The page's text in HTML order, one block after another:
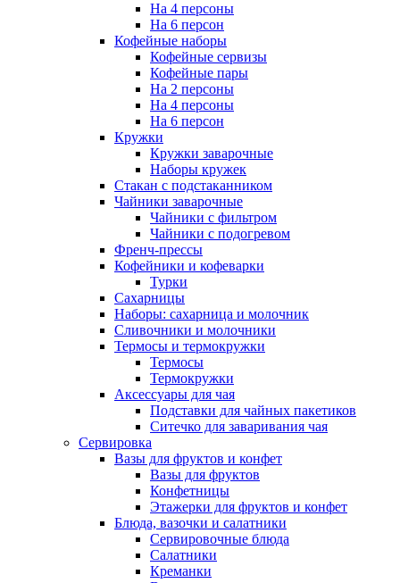
На 4 персоны
На 6 персон
Кофейные наборы
Кофейные сервизы
Кофейные пары
На 2 персоны
На 4 персоны
На 6 персон
Кружки
Кружки заварочные
Наборы кружек
Стакан с подстаканником
Чайники заварочные
Чайники с фильтром
Чайники с подогревом
Френч-прессы
Кофейники и кофеварки
Турки
Сахарницы
Наборы: сахарница и молочник
Сливочники и молочники
Термосы и термокружки
Термосы
Термокружки
Аксессуары для чая
Подставки для чайных пакетиков
Ситечко для заваривания чая
Сервировка
Вазы для фруктов и конфет
Вазы для фруктов
Конфетницы
Этажерки для фруктов и конфет
Блюда, вазочки и салатники
Сервировочные блюда
Салатники
Креманки